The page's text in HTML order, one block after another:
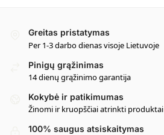
Greitas pristatymas
Per 1-3 darbo dienas visoje Lietuvoje
Pinigų grąžinimas
14 dienų grąžinimo garantija
Kokybė ir patikimumas
Žinomi ir kruopščiai atrinkti produktai
100% saugus atsiskaitymas